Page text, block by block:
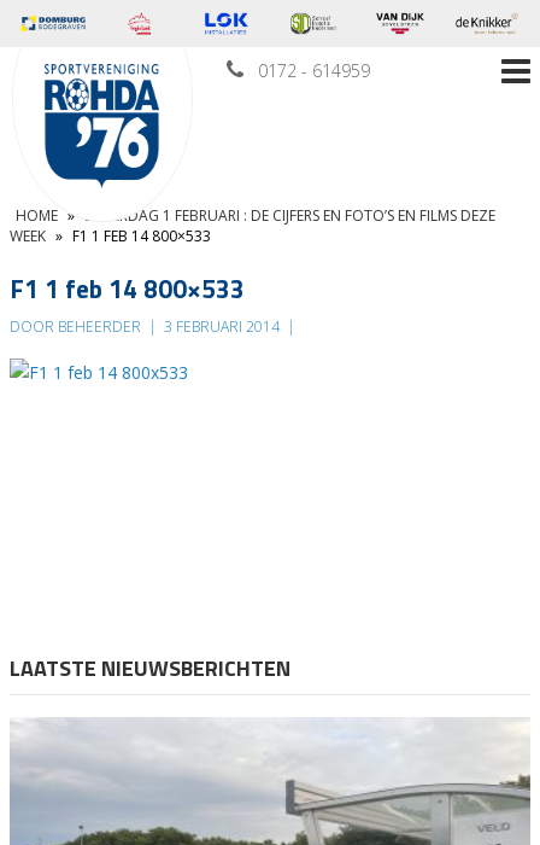
0172 - 614959
HOME » ZATERDAG 1 FEBRUARI : DE CIJFERS EN FOTO’S EN FILMS DEZE
WEEK » F1 1 FEB 14 800×533
F1 1 feb 14 800×533
DOOR BEHEERDER | 3 FEBRUARI 2014 |
LAATSTE NIEUWSBERICHTEN